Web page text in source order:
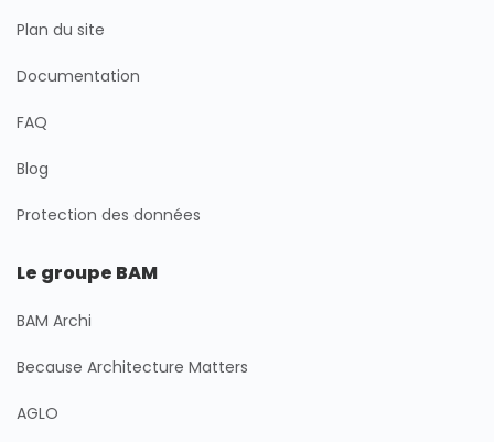
Plan du site
Documentation
FAQ
Blog
Protection des données
Le groupe BAM
BAM Archi
Because Architecture Matters
AGLO